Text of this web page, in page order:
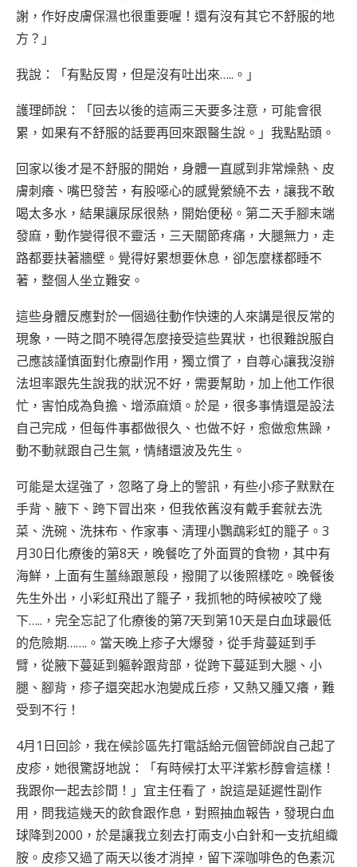
謝，作好皮膚保濕也很重要喔！還有沒有其它不舒服的地
方？」
我說：「有點反胃，但是沒有吐出來…..。」
護理師說：「回去以後的這兩三天要多注意，可能會很
累，如果有不舒服的話要再回來跟醫生說。」我點點頭。
回家以後才是不舒服的開始，身體一直感到非常燥熱、皮
膚刺癢、嘴巴發苦，有股噁心的感覺縈繞不去，讓我不敢
喝太多水，結果讓尿尿很熱，開始便秘。第二天手腳末端
發麻，動作變得很不靈活，三天關節疼痛，大腿無力，走
路都要扶著牆壁。覺得好累想要休息，卻怎麼樣都睡不
著，整個人坐立難安。
這些身體反應對於一個過往動作快速的人來講是很反常的
現象，一時之間不曉得怎麼接受這些異狀，也很難說服自
己應該謹慎面對化療副作用，獨立慣了，自尊心讓我沒辦
法坦率跟先生說我的狀況不好，需要幫助，加上他工作很
忙，害怕成為負擔、增添麻煩。於是，很多事情還是設法
自己完成，但每件事都做很久、也做不好，愈做愈焦躁，
動不動就跟自己生氣，情緒還波及先生。
可能是太逞強了，忽略了身上的警訊，有些小疹子默默在
手背、腋下、跨下冒出來，但我依舊沒有戴手套就去洗
菜、洗碗、洗抹布、作家事、清理小鸚鵡彩虹的籠子。3
月30日化療後的第8天，晚餐吃了外面買的食物，其中有
海鮮，上面有生薑絲跟蔥段，撥開了以後照樣吃。晚餐後
先生外出，小彩虹飛出了籠子，我抓牠的時候被咬了幾
下…..，完全忘記了化療後的第7天到第10天是白血球最低
的危險期…….。當天晚上疹子大爆發，從手背蔓延到手
臂，從腋下蔓延到軀幹跟背部，從跨下蔓延到大腿、小
腿、腳背，疹子還突起水泡變成丘疹，又熱又腫又癢，難
受到不行！
4月1日回診，我在候診區先打電話給元個管師說自己起了
皮疹，她很驚訝地說：「有時候打太平洋紫杉醇會這樣！
我跟你一起去診間！」宜主任看了，說這是延遲性副作
用，問我這幾天的飲食跟作息，對照抽血報告，發現白血
球降到2000，於是讓我立刻去打兩支小白針和一支抗組織
胺。皮疹又過了兩天以後才消掉，留下深咖啡色的色素沉